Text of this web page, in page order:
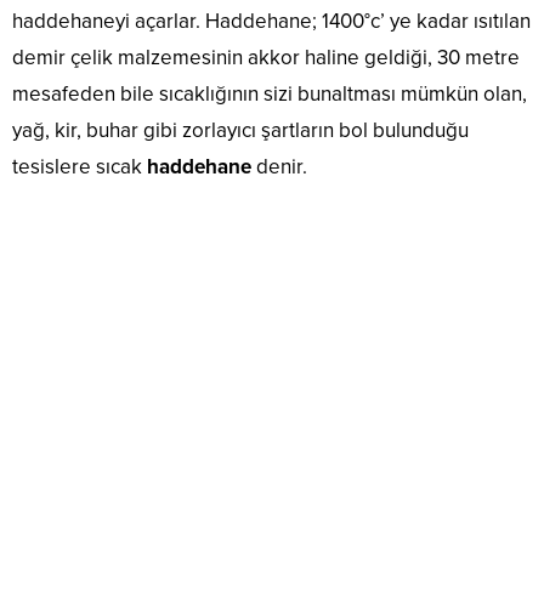
haddehaneyi açarlar. Haddehane; 1400°c’ ye kadar ısıtılan
demir çelik malzemesinin akkor haline geldiği, 30 metre
mesafeden bile sıcaklığının sizi bunaltması mümkün olan,
yağ, kir, buhar gibi zorlayıcı şartların bol bulunduğu
tesislere sıcak haddehanedenir.